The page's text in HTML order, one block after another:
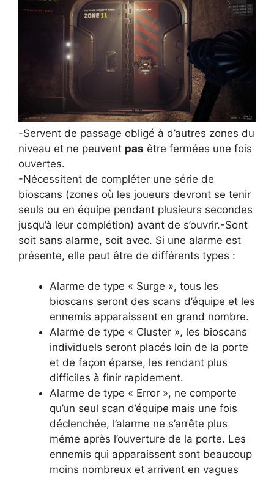
-Servent de passage obligé à d’autres zones du
niveau et ne peuvent pas être fermées une fois
ouvertes.
-Nécessitent de compléter une série de
bioscans (zones où les joueurs devront se tenir
seuls ou en équipe pendant plusieurs secondes
jusqu’à leur complétion) avant de s’ouvrir.-Sont
soit sans alarme, soit avec. Si une alarme est
présente, elle peut être de différents types :
Alarme de type « Surge », tous les
bioscans seront des scans d’équipe et les
ennemis apparaissent en grand nombre.
Alarme de type « Cluster », les bioscans
individuels seront placés loin de la porte
et de façon éparse, les rendant plus
difficiles à finir rapidement.
Alarme de type « Error », ne comporte
qu’un seul scan d’équipe mais une fois
déclenchée, l’alarme ne s’arrête plus
même après l’ouverture de la porte. Les
ennemis qui apparaissent sont beaucoup
moins nombreux et arrivent en vagues